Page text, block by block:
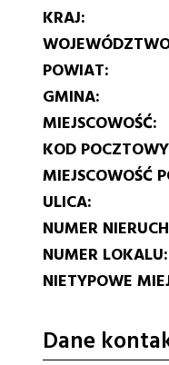
KRAJ
POWIAT
GMINA
MIEJSCOWOŚĆ
KOD POCZTOWY
MIEJSCOWOŚĆ
ULICA
NUMER
NUMER LOKALU
NIETYPOWE
Dane